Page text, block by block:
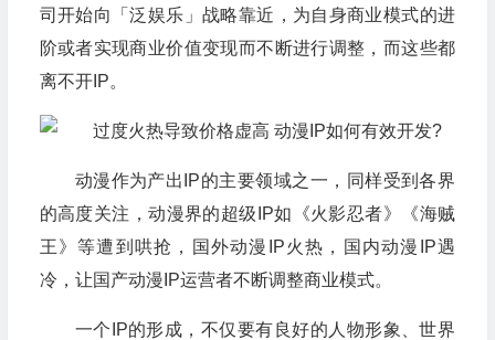
司开始向「泛娱乐」战略靠近，为自身商业模式的进
阶或者实现商业价值变现而不断进行调整，而这些都
离不开IP。
动漫作为产出IP的主要领域之一，同样受到各界
的高度关注，动漫界的超级IP如《火影忍者》《海贼
王》等遭到哄抢，国外动漫IP火热，国内动漫IP遇
冷，让国产动漫IP运营者不断调整商业模式。
一个IP的形成，不仅要有良好的人物形象、世界